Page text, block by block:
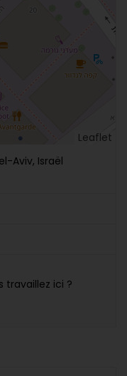
Leaflet
Aviv, Israël
travaillez ici ?